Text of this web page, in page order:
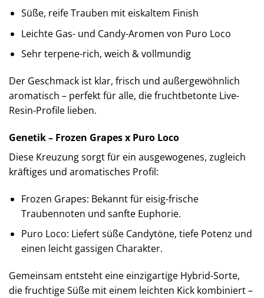
Süße, reife Trauben mit eiskaltem Finish
Leichte Gas- und Candy-Aromen von Puro Loco
Sehr terpene-rich, weich & vollmundig
Der Geschmack ist klar, frisch und außergewöhnlich
aromatisch – perfekt für alle, die fruchtbetonte Live-
Resin-Profile lieben.
Genetik – Frozen Grapes x Puro Loco
Diese Kreuzung sorgt für ein ausgewogenes, zugleich
kräftiges und aromatisches Profil:
Frozen Grapes: Bekannt für eisig-frische
Traubennoten und sanfte Euphorie.
Puro Loco: Liefert süße Candytöne, tiefe Potenz und
einen leicht gassigen Charakter.
Gemeinsam entsteht eine einzigartige Hybrid-Sorte,
die fruchtige Süße mit einem leichten Kick kombiniert –